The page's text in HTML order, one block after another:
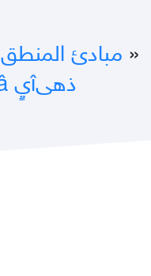
« مبادئ المنطق
ذهىîيٍ iPhone â تًàٌيîنàًه